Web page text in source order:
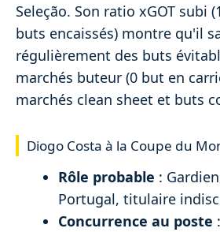
Seleção. Son ratio xGOT subi
buts encaissés) montre qu'il
régulièrement des buts
marchés buteur (0 but en
marchés clean sheet et buts
Diogo Costa à la Coupe du
Rôle probable :
Portugal, titulaire
Concurrence au poste